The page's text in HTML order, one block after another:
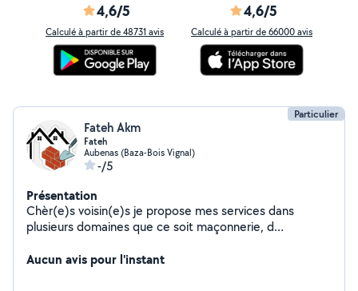
4,6/5
Calculé à partir de 48731 avis
4,6/5
Calculé à partir de 66000 avis
Particulier
Fateh Akm
Fateh
Aubenas (Baza-Bois Vignal)
-/5
Présentation
Chèr(e)s voisin(e)s je propose mes services dans
plusieurs domaines que ce soit maçonnerie, d
... Ayant travaillé plusieurs années en tant qu'aide maçon
Aucun avis pour l'instant